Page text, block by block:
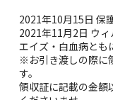
2021年10月15日 保
2021年11月2日 ウィ
エイズ・白血病とも
※お引き渡しの際に
す。
領収証に記載の金額